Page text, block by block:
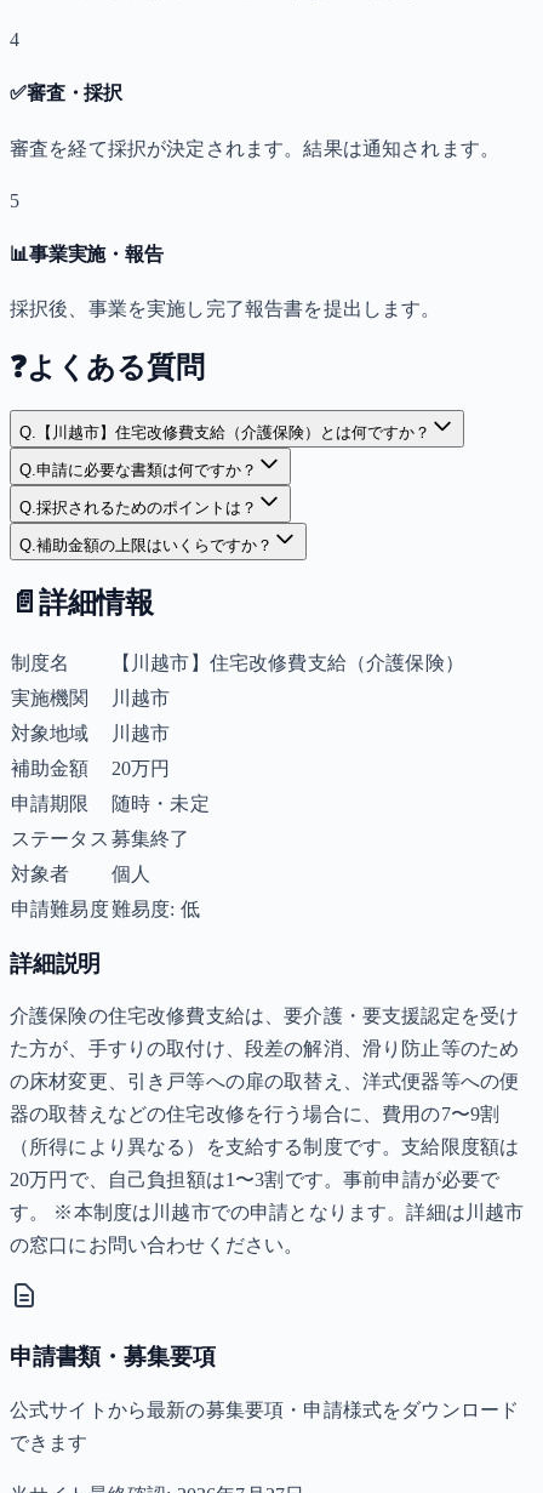
4
✅審査・採択
審査を経て採択が決定されます。結果は通知されます。
5
📊事業実施・報告
採択後、事業を実施し完了報告書を提出します。
❓よくある質問
Q. 【川越市】住宅改修費支給（介護保険）とは何ですか？
Q.申請に必要な書類は何ですか？
Q.採択されるためのポイントは？
Q.補助金額の上限はいくらですか？
📄 詳細情報
制度名
【川越市】住宅改修費支給（介護保険）
実施機関
川越市
対象地域
川越市
補助金額
20万円
申請期限
随時・未定
ステータス 募集終了
対象者
個人
申請難易度難易度: 低
詳細説明
介護保険の住宅改修費支給は、要介護・要支援認定を受け
た方が、手すりの取付け、段差の解消、滑り防止等のため
の床材変更、引き戸等への扉の取替え、洋式便器等への便
器の取替えなどの住宅改修を行う場合に、費用の7〜9割
（所得により異なる）を支給する制度です。支給限度額は
20万円で、自己負担額は1〜3割です。事前申請が必要で
す。 ※本制度は川越市での申請となります。詳細は川越市
の窓口にお問い合わせください。
申請書類・募集要項
公式サイトから最新の募集要項・申請様式をダウンロード
できます